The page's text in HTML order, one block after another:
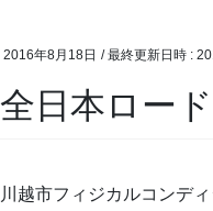
2016年8月18日 / 最終更新日時 :
全日本ロー
川越市フィジカルコンデ